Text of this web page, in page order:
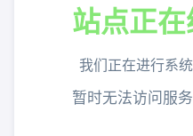
站点正
我们正在进行系
暂时无法访问服